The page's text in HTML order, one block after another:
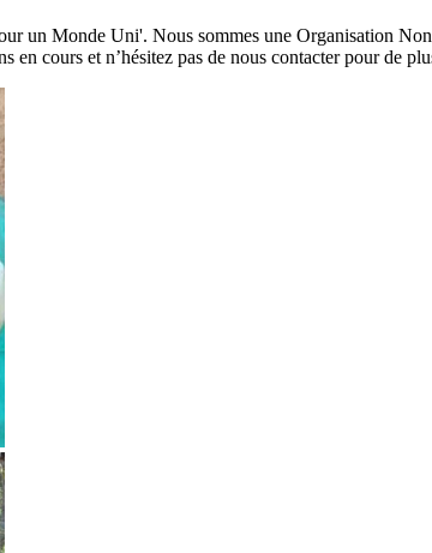
un Monde Uni'. Nous sommes une Organisation
en cours et n’hésitez pas de nous contacter pour de